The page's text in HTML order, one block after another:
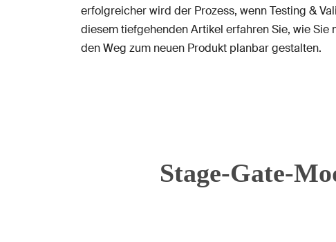
erfolgreicher wird der Prozess, wenn Testing &
diesem tiefgehenden Artikel erfahren Sie, wie
den Weg zum neuen Produkt planbar gestalten.